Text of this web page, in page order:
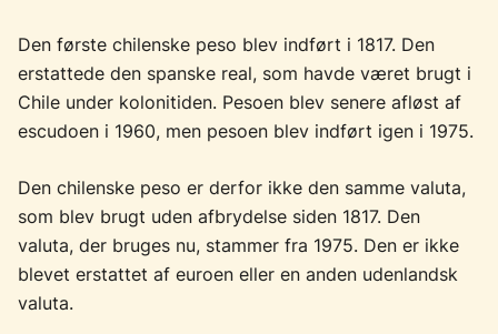
Den første chilenske peso blev indført i 1817. Den
erstattede den spanske real, som havde været brugt i
Chile under kolonitiden. Pesoen blev senere afløst af
escudoen i 1960, men pesoen blev indført igen i 1975.
Den chilenske peso er derfor ikke den samme valuta,
som blev brugt uden afbrydelse siden 1817. Den
valuta, der bruges nu, stammer fra 1975. Den er ikke
blevet erstattet af euroen eller en anden udenlandsk
valuta.